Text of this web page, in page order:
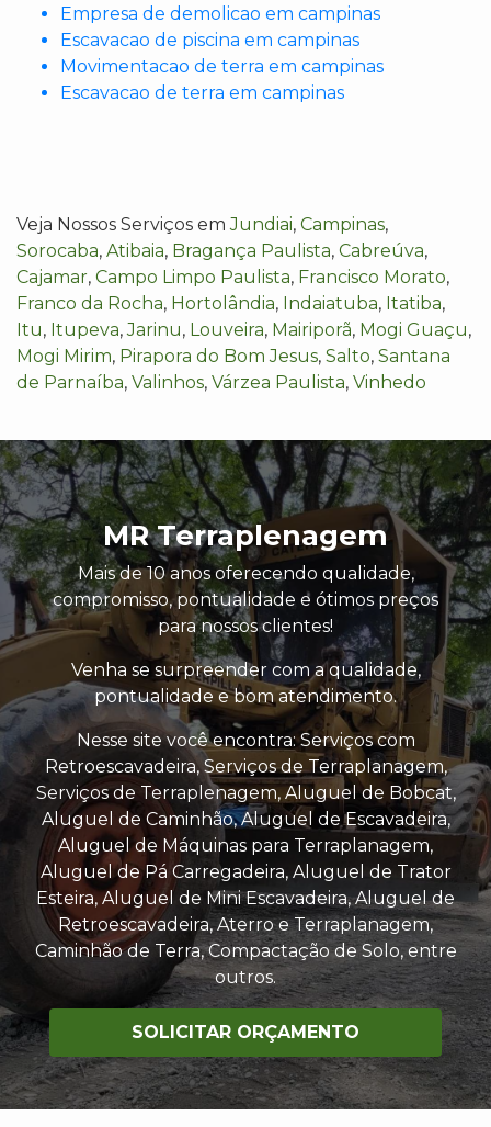
Empresa de demolicao em campinas
Escavacao de piscina em campinas
Movimentacao de terra em campinas
Escavacao de terra em campinas
Veja Nossos Serviços emJundiai, Campinas,
Sorocaba, Atibaia, Bragança Paulista, Cabreúva,
Cajamar, Campo Limpo Paulista, Francisco Morato,
Franco da Rocha, Hortolândia, Indaiatuba, Itatiba,
Itu, Itupeva,Jarinu, Louveira, Mairiporã, Mogi Guaçu,
Mogi Mirim, Pirapora do Bom Jesus, Salto, Santana
de Parnaíba, Valinhos, Várzea Paulista, Vinhedo
MR Terraplenagem
Mais de 10 anos oferecendo qualidade,
compromisso, pontualidade e ótimos preços
para nossos clientes!
Venha se surpreender com a qualidade,
pontualidade e bom atendimento.
Nesse site você encontra: Serviços com
Retroescavadeira, Serviços de Terraplanagem,
Serviços de Terraplenagem, Aluguel de Bobcat,
Aluguel de Caminhão, Aluguel de Escavadeira,
Aluguel de Máquinas para Terraplanagem,
Aluguel de Pá Carregadeira, Aluguel de Trator
Esteira, Aluguel de Mini Escavadeira, Aluguel de
Retroescavadeira, Aterro e Terraplanagem,
Caminhão de Terra, Compactação de Solo, entre
outros.
SOLICITAR ORÇAMENTO